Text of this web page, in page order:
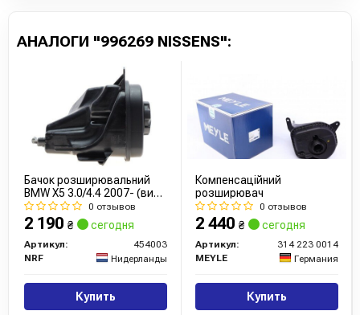
АНАЛОГИ "996269 NISSENS":
Бачок розширювальний
BMW X5 3.0/4.4 2007- (вир-
во NRF)
0 отзывов
2 190 ₴ сегодня
Артикул:
454003
NRF
Нидерланды
Купить
Компенсаційний
розширювач
0 отзывов
2 440 ₴ сегодня
Артикул:
314 223 0014
MEYLE
Германия
Купить